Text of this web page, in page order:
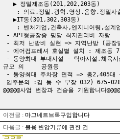
   ▶ 정밀제조동(201,202,203동)
: 의료.정밀.광학.영상.음향.정밀
   ▶IT동(301,302,303동)
: 벤처기업,건축사,엔지니어링,설
- APT형공장중 평당 최저관리비 자랑
- 최저 난방비 실현 => 지역난방 (공
- 에어컴프레셔 호실별 설치 : 제조동
- 동양최대 부대시설 - 탁아시설,체육
규모 의     공원등
- 동양최대 주차장 면적 => 총2,405대
입주문의 :김 동 수 부장 032) 675-
@@@@@사업 번창과 건승을 기원합니다
이전글 : 마그네트브록구입합니다
다음글 : 불용 변압기류에 관한 건